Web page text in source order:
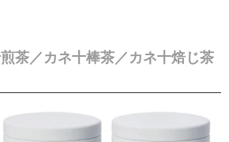
茶／カネ十棒茶／カネ十焙じ茶